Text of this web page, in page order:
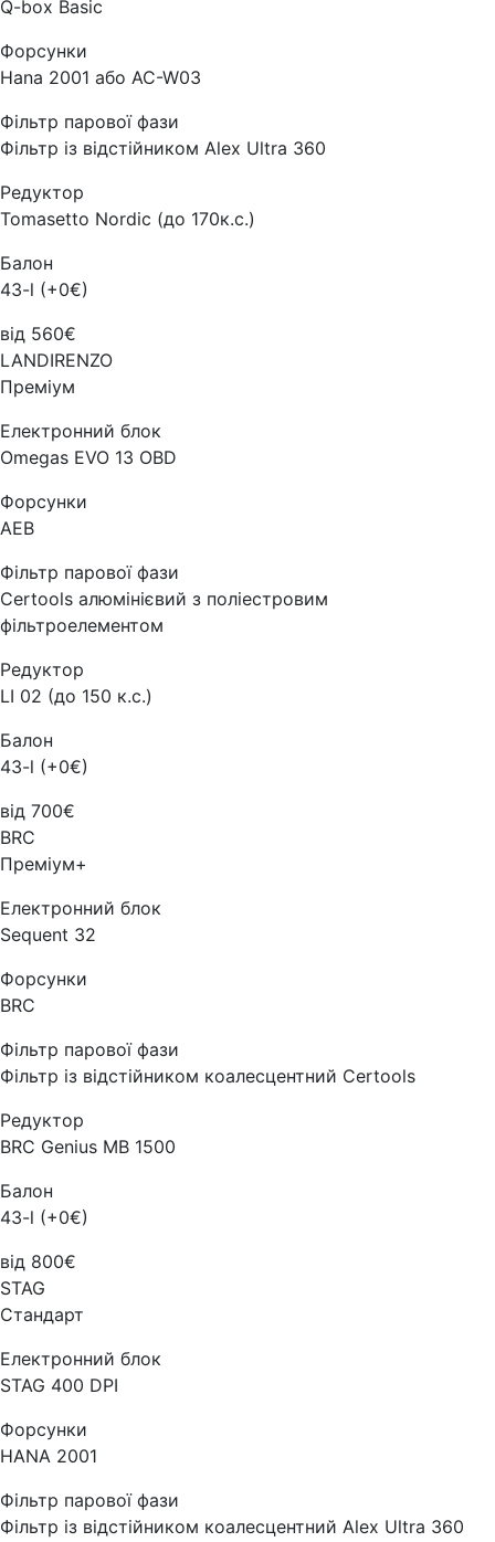
Q-box Basic
Форсунки
Hana 2001 або AC-W03
Фільтр парової фази
Фільтр із відстійником Alex Ultra 360
Редуктор
Tomasetto Nordic (до 170к.с.)
Балон
43-l (+0€)
від 560€
LANDIRENZO
Преміум
Електронний блок
Omegas EVO 13 OBD
Форсунки
AEB
Фільтр парової фази
Certools алюмінієвий з поліестровим
фільтроелементом
Редуктор
LI 02 (до 150 к.с.)
Балон
43-l (+0€)
від 700€
BRC
Преміум+
Електронний блок
Sequent 32
Форсунки
BRC
Фільтр парової фази
Фільтр із відстійником коалесцентний Certools
Редуктор
BRC Genius MB 1500
Балон
43-l (+0€)
від 800€
STAG
Стандарт
Електронний блок
STAG 400 DPI
Форсунки
HANA 2001
Фільтр парової фази
Фільтр із відстійником коалесцентний Alex Ultra 360